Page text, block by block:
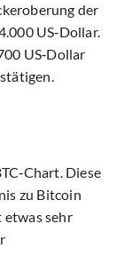
der
US‑Dollar.
US‑Dollar
Diese
zu Bitcoin
etwas sehr